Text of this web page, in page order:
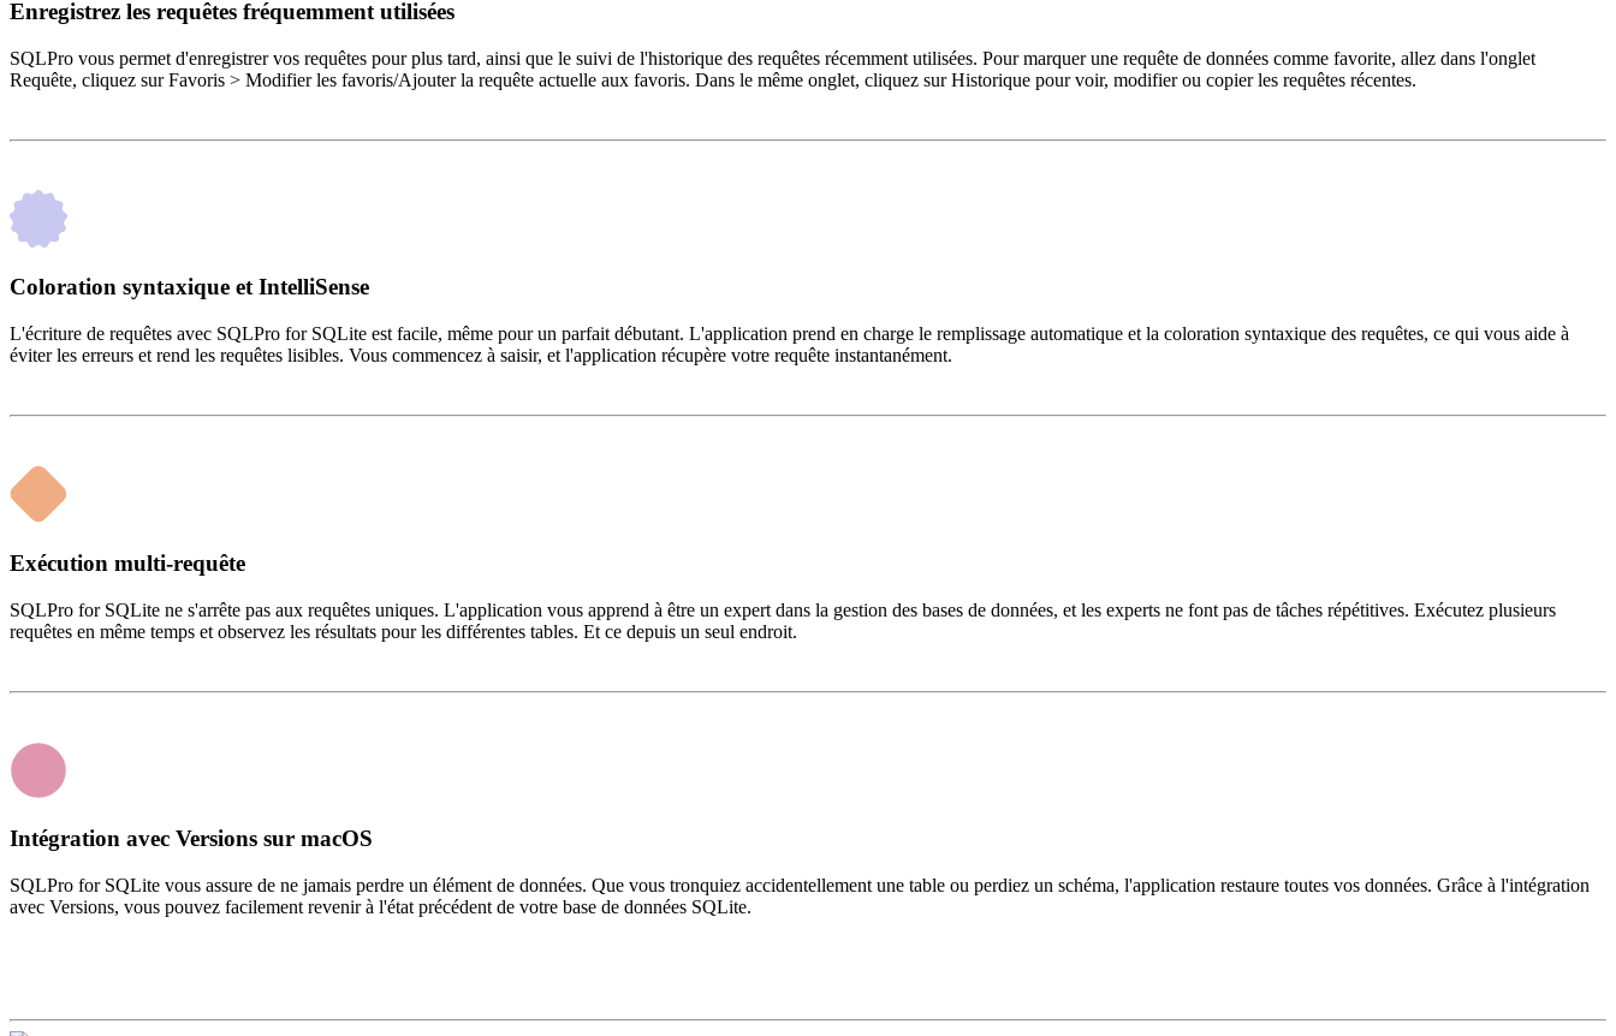
Enregistrez les requêtes fréquemment utilisées
SQLPro vous permet d'enregistrer vos requêtes pour plus tard, ainsi que le suivi de l'historique des requêtes récemment utilisées. Pour marquer une requête de données comme favorite, allez dans l'onglet
Requête, cliquez sur Favoris > Modifier les favoris/Ajouter la requête actuelle aux favoris. Dans le même onglet, cliquez sur Historique pour voir, modifier ou copier les requêtes récentes.
Coloration syntaxique et IntelliSense
L'écriture de requêtes avec SQLPro for SQLite est facile, même pour un parfait débutant. L'application prend en charge le remplissage automatique et la coloration syntaxique des requêtes, ce qui vous aide à
éviter les erreurs et rend les requêtes lisibles. Vous commencez à saisir, et l'application récupère votre requête instantanément.
Exécution multi-requête
SQLPro for SQLite ne s'arrête pas aux requêtes uniques. L'application vous apprend à être un expert dans la gestion des bases de données, et les experts ne font pas de tâches répétitives. Exécutez plusieurs
requêtes en même temps et observez les résultats pour les différentes tables. Et ce depuis un seul endroit.
Intégration avec Versions sur macOS
SQLPro for SQLite vous assure de ne jamais perdre un élément de données. Que vous tronquiez accidentellement une table ou perdiez un schéma, l'application restaure toutes vos données. Grâce à l'intégration
avec Versions, vous pouvez facilement revenir à l'état précédent de votre base de données SQLite.